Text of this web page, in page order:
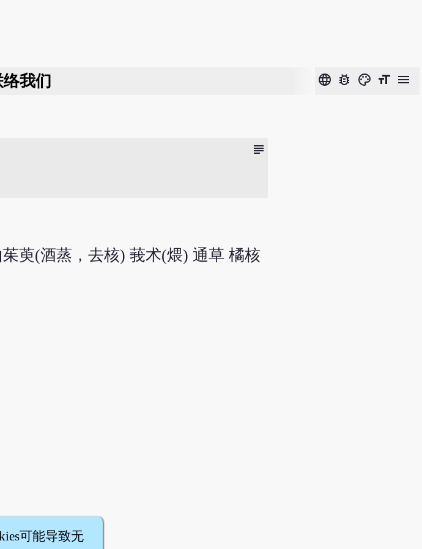
我们 language bug_report color_lens format_size menu
subject
萸(酒蒸，去核) 莪术(煨) 通草 橘核
可能导致无